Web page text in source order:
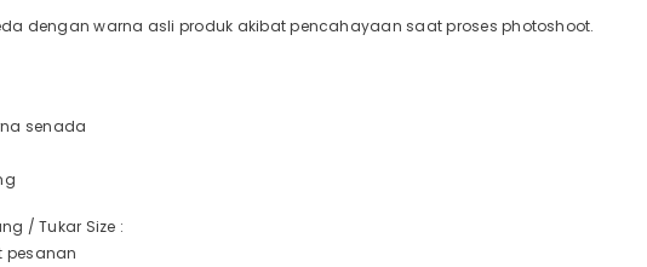
dengan warna asli produk akibat pencahayaan saat proses photoshoot.
senada
/ Tukar Size :
pesanan